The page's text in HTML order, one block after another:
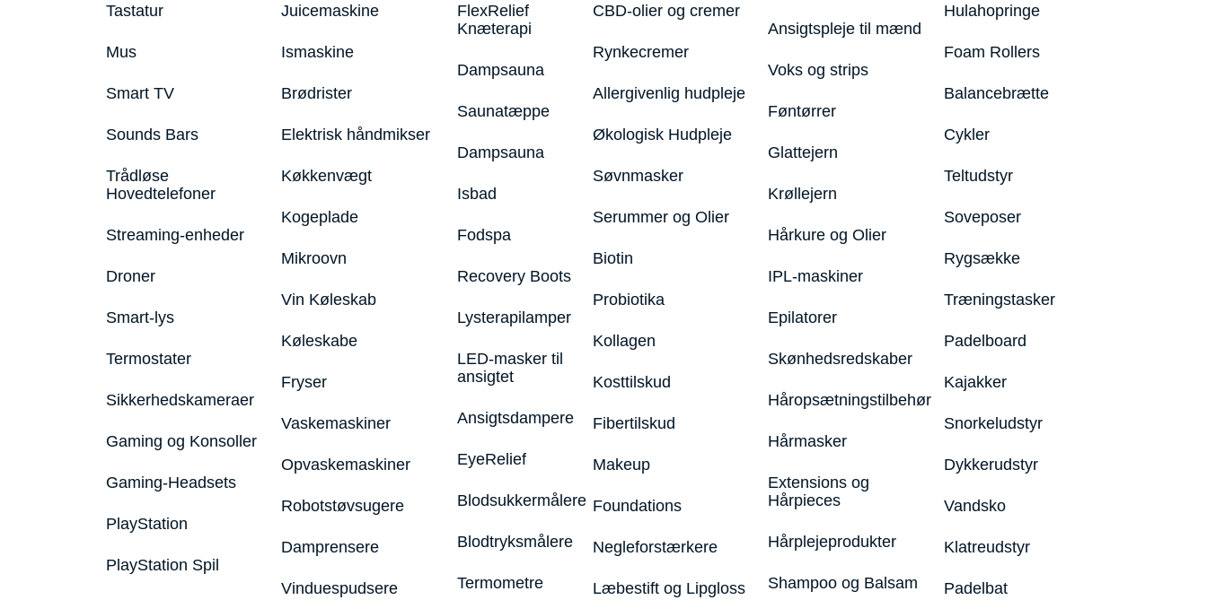
Tastatur
Mus
Smart TV
Sounds Bars
Trådløse
Hovedtelefoner
Streaming-enheder
Droner
Smart-lys
Termostater
Sikkerhedskameraer
Gaming og Konsoller
Gaming-Headsets
PlayStation
PlayStation Spil
Juicemaskine
Ismaskine
Brødrister
Elektrisk håndmikser
Køkkenvægt
Kogeplade
Mikroovn
Vin Køleskab
Køleskabe
Fryser
Vaskemaskiner
Opvaskemaskiner
Robotstøvsugere
Damprensere
Vinduespudsere
FlexRelief
Knæterapi
Dampsauna
Saunatæppe
Dampsauna
Isbad
Fodspa
Recovery Boots
Lysterapilamper
LED-masker til
ansigtet
Ansigtsdampere
EyeRelief
Blodsukkermålere
Blodtryksmålere
Termometre
CBD-olier og cremer
Rynkecremer
Allergivenlig hudpleje
Økologisk Hudpleje
Søvnmasker
Serummer og Olier
Biotin
Probiotika
Kollagen
Kosttilskud
Fibertilskud
Makeup
Foundations
Negleforstærkere
Læbestift og Lipgloss
Ansigtspleje til mænd
Voks og strips
Føntørrer
Glattejern
Krøllejern
Hårkure og Olier
IPL-maskiner
Epilatorer
Skønhedsredskaber
Håropsætningstilbehør
Hårmasker
Extensions og
Hårpieces
Hårplejeprodukter
Shampoo og Balsam
Hulahopringe
Foam Rollers
Balancebrætte
Cykler
Teltudstyr
Soveposer
Rygsække
Træningstasker
Padelboard
Kajakker
Snorkeludstyr
Dykkerudstyr
Vandsko
Klatreudstyr
Padelbat